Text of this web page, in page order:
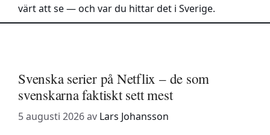
värt att se — och var du hittar det i Sverige.
Svenska serier på Netflix – de som
svenskarna faktiskt sett mest
5 augusti 2026av Lars Johansson